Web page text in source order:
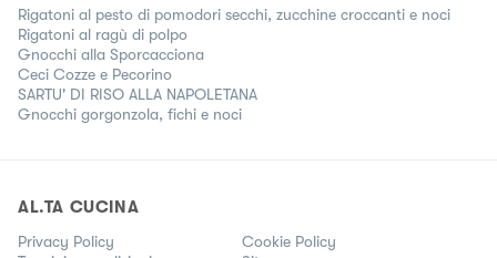
Rigatoni al pesto di pomodori secchi, zucchine croccanti e noci
Rigatoni al ragù di polpo
Gnocchi alla Sporcacciona
Ceci Cozze e Pecorino
SARTU' DI RISO ALLA NAPOLETANA
Gnocchi gorgonzola, fichi e noci
AL.TA CUCINA
Privacy Policy
Cookie Policy